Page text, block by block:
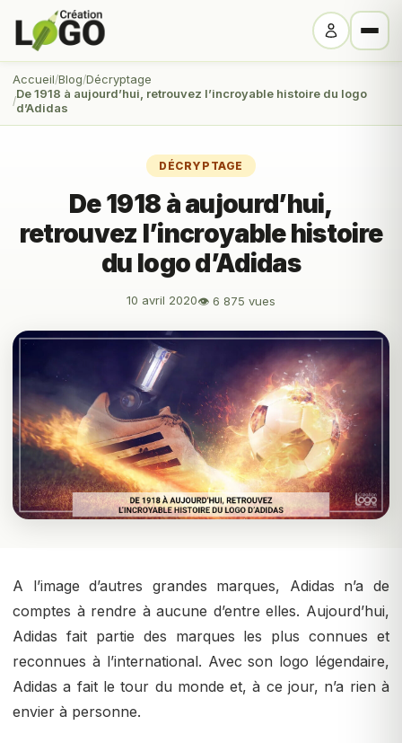
Accueil Blog Décryptage
De 1918 à aujourd’hui, retrouvez l’incroyable histoire du logo
d’Adidas
DÉCRYPTAGE
De 1918 à aujourd’hui,
retrouvez l’incroyable histoire
du logo d’Adidas
10 avril 2020👁 6 875 vues
A l’image d’autres grandes marques, Adidas n’a de
comptes à rendre à aucune d’entre elles. Aujourd’hui,
Adidas fait partie des marques les plus connues et
reconnues à l’international. Avec son logo légendaire,
Adidas a fait le tour du monde et, à ce jour, n’a rien à
envier à personne.